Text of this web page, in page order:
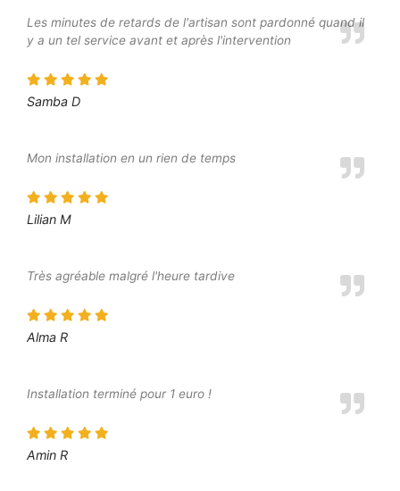
Les minutes de retards de l'artisan sont pardonné quand il
y a un tel service avant et après l'intervention
Samba D
Mon installation en un rien de temps
Lilian M
Très agréable malgré l'heure tardive
Alma R
Installation terminé pour 1 euro !
Amin R